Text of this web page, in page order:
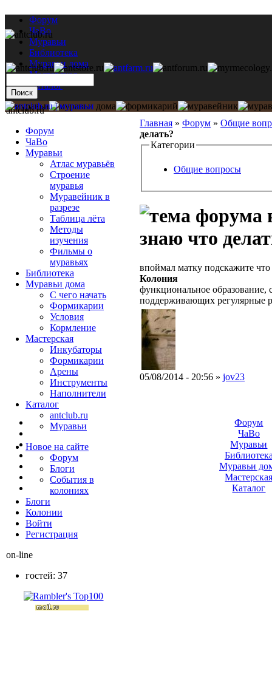
Форум
ЧаВо
Муравьи
Библиотека
Муравьи дома
Мастерская
Каталог
Главная » Форум » Общие
делать?
Категории
Общие вопросы
знаю что
впоймал матку подскажите что
Колония
функциональное образование,
поддерживающих регулярные
05/08/2014 - 20:56 » jov23
antclub.ru
Форум
ЧаВо
Муравьи
Атлас муравьёв
Строение
муравья
Муравейник в
разрезе
Таблица лёта
Методы
изучения
Фильмы о
муравьях
Библиотека
Муравьи дома
С чего начать
Формикарии
Условия
Кормление
Мастерская
Инкубаторы
Формикарии
Арены
Инструменты
Наполнители
Каталог
antclub.ru
Муравьи
Новое на сайте
Форум
Блоги
События в
колониях
Блоги
Колонии
Войти
Peгиcтpaция
on-line
гостей: 37
Форум
ЧаВо
Муравьи
Муравьи
Каталог